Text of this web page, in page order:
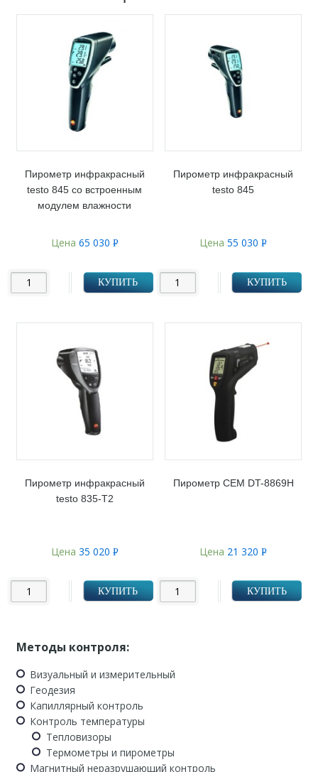
Пирометр инфракрасный
testo 845 со встроенным
модулем влажности
Цена 65 030 Р
КУПИТЬ
Пирометр инфракрасный
testo 845
Цена55 030Р
КУПИТЬ
Пирометр инфракрасный
testo 835-T2
Цена 35 020 Р
КУПИТЬ
Пирометр CEM DT-8869H
Цена 21 320Р
КУПИТЬ
Методы контроля:
Визуальный и измерительный
Геодезия
Капиллярный контроль
Контроль температуры
Тепловизоры
Термометры и пирометры
Магнитный неразрушающий контроль